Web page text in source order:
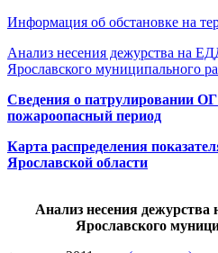
Информация об обстановке на
Анализ несения дежурства на
Ярославского муниципального
Сведения о патрулировании
пожароопасный период
Карта распределения
Ярославской области
Анализ несения
Ярославского